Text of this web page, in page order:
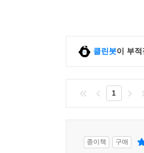
제1편 조세총론
제3장 조세와 다른
제2편 지방세
클린봇이 부
1
종이책 구매